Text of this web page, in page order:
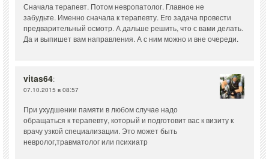
Сначала терапевт. Потом невропатолог. Главное не
забудьте. Именно сначала к терапевту. Его задача провести
предварительный осмотр. А дальше решить, что с вами делать.
Да и выпишет вам направления. А с ним можно и вне очереди.
vitas64:
07.10.2015 в 08:57
При ухудшении памяти в любом случае надо
обращаться к терапевту, который и подготовит вас к визиту к
врачу узкой специализации. Это может быть
невролог,травматолог или психиатр